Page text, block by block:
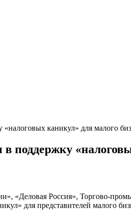
каникул» для малого
поддержку
«Деловая Россия», Торгово-
для представителей малого